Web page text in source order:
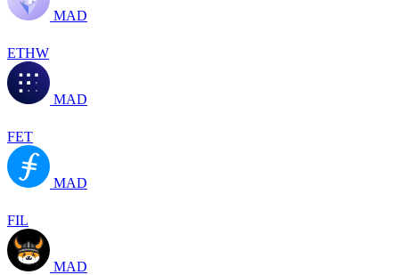
MAD
ETHW
MAD
FET
MAD
FIL
MAD